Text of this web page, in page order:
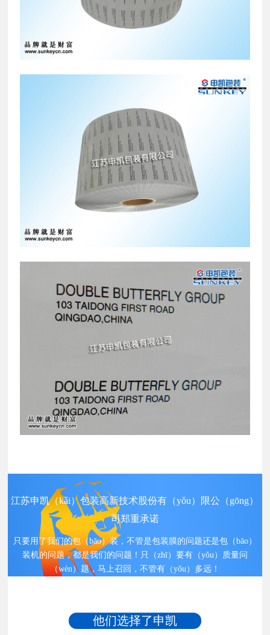
江苏申凯（kǎi）包装高新技术股份有（yǒu）限公（gōng）
司郑重承诺
只要用了我们的包（bāo）装，不管是包装膜的问题还是包（bāo）
装机的问题，都是我们的问题！只（zhī）要有（yǒu）质量问
（wèn）题，马上召回，不管有（yǒu）多远！
他们选择了申凯